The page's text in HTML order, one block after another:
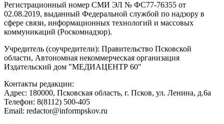
Регистрационный номер СМИ ЭЛ № ФС77-76355 от
02.08.2019, выданный Федеральной службой по надзору в
сфере связи, информационных технологий и массовых
коммуникаций (Роскомнадзор).
Учредитель (соучредители): Правительство Псковской
области, Автономная некоммерческая организация
Издательский дом "МЕДИАЦЕНТР 60"
Контакты редакции:
Адреc: 180000, Псковская область, г. Псков, ул. Ленина, д.6а
Телефон: 8(8112) 500-405
Email: redactor@informpskov.ru